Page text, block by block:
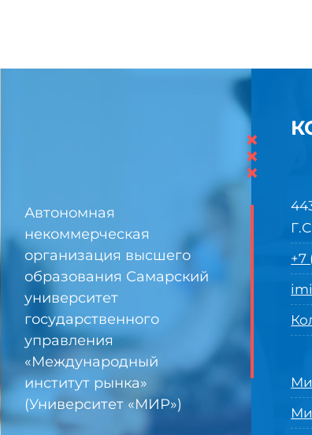
Автономная
некоммерческая
организация высшего
образования Самарский
университет
государственного
управления
«Международный
институт рынка»
(Университет «МИР»)
×
×
×
+7